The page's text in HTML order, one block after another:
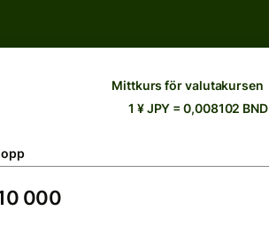
Mittkurs för valutakursen
1 ¥ JPY = 0,008102 BND